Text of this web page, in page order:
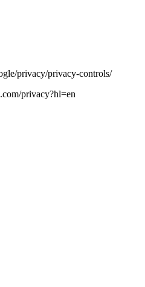
privacy/privacy-controls/
privacy?hl=en